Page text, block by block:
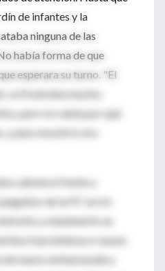
de infantes y la
ninguna de las
había forma de que
esperara su turno. "El
se frustraba mucho;
pero no sabía por qué
y para nosotros era
calmarse frente a
de la PC era lo
y mantenerlo en
el problema a causas
nuevo embarazada y